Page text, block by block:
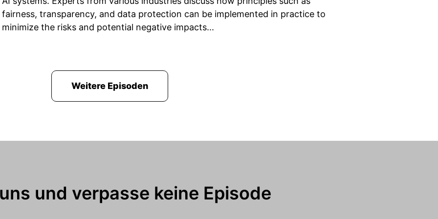
fairness, transparency, and data protection can be implemented in practice to
minimize the risks and potential negative impacts...
Weitere Episoden
und verpasse keine Episode